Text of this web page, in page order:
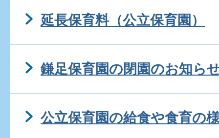
延長保育料（公立保育園）
鎌足保育園の閉園のお知ら
公立保育園の給食や食育の